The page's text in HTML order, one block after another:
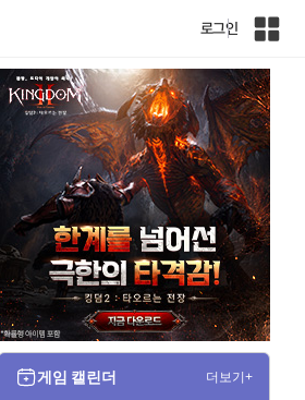
로그인
인
전
체
사
이
트
맵
게임 캘린더 더보기+